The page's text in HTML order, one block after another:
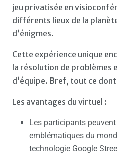
jeu privatisée en
différents lieux de la
d’énigmes.
Cette expérience unique
la résolution de problèmes
d’équipe. Bref, tout ce
Les avantages du virtuel :
Les participants
emblématiques du
technologie Google